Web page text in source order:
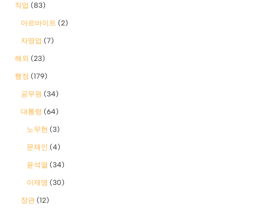
직업 (83)
아르바이트 (2)
자영업 (7)
해외 (23)
행정 (179)
공무원 (34)
대통령 (64)
노무현 (3)
문재인 (4)
윤석열 (34)
이재명 (30)
장관 (12)